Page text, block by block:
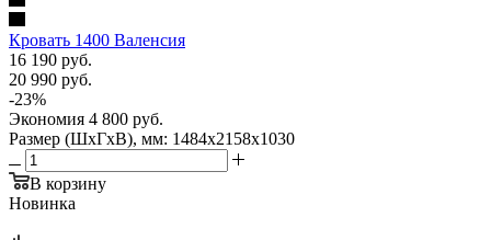
Кровать 1400 Валенсия
16 190 руб.
20 990 руб.
-23%
Экономия 4 800 руб.
Размер (ШхГхВ), мм: 1484х2158х1030
В корзину
Новинка